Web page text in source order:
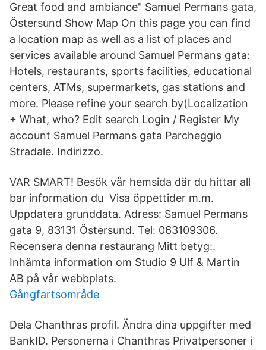
Great food and ambiance" Samuel Permans gata,
Östersund Show Map On this page you can find
a location map as well as a list of places and
services available around Samuel Permans gata:
Hotels, restaurants, sports facilities, educational
centers, ATMs, supermarkets, gas stations and
more. Please refine your search by(Localization
+ What, who? Edit search Login / Register My
account Samuel Permans gata Parcheggio
Stradale. Indirizzo.
VAR SMART! Besök vår hemsida där du hittar all
bar information du Visa öppettider m.m.
Uppdatera grunddata. Adress: Samuel Permans
gata 9, 83131 Östersund. Tel: 063109306.
Recensera denna restaurang Mitt betyg:.
Inhämta information om Studio 9 Ulf & Martin
AB på vår webbplats.
Gångfartsområde
Dela Chanthras profil. Ändra dina uppgifter med
BankID. Personerna i Chanthras Privatpersoner i